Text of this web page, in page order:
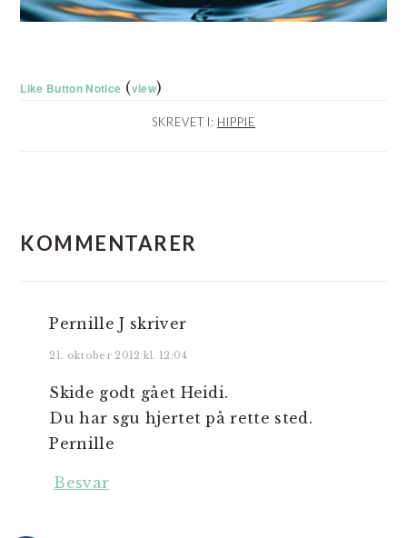
Like Button Notice (view)
SKREVET I: HIPPIE
KOMMENTARER
Pernille J skriver
21. oktober 2012 kl. 12:04
Skide godt gået Heidi.
Du har sgu hjertet på rette sted.
Pernille
Besvar